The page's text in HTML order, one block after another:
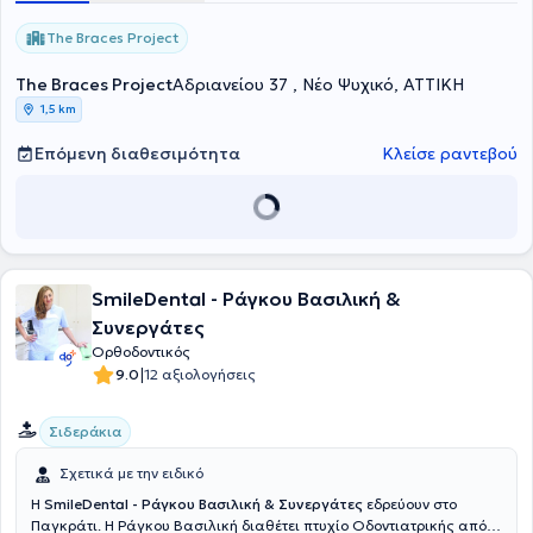
The Braces Project
The Braces ProjectΑδριανείου 37 , Νέο Ψυχικό, ΑΤΤΙΚΗ
1,5 km
Επόμενη διαθεσιμότητα Κλείσε ραντεβού
SmileDental - Ράγκου Βασιλική &
Συνεργάτες
Ορθοδοντικός
9.0|12 αξιολογήσεις
Σιδεράκια
Σχετικά με την ειδικό
Η SmileDental - Ράγκου Βασιλική & Συνεργάτες εδρεύουν στο
Παγκράτι. Η Ράγκου Βασιλική διαθέτει πτυχίο Οδοντιατρικής από